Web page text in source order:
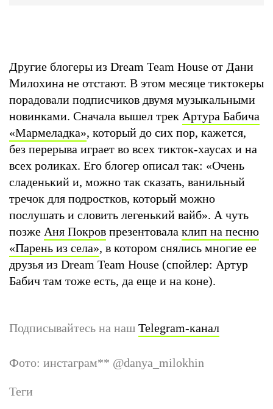
Другие блогеры из Dream Team House от Дани
Милохина не отстают. В этом месяце тиктокеры
порадовали подписчиков двумя музыкальными
новинками. Сначала вышел трек Артура Бабича
«Мармеладка», который до сих пор, кажется,
без перерыва играет во всех тикток-хаусах и на
всех роликах. Его блогер описал так: «Очень
сладенький и, можно так сказать, ванильный
тречок для подростков, который можно
послушать и словить легенький вайб». А чуть
позже Аня Покров презентовала клип на песню
«Парень из села», в котором снялись многие ее
друзья из Dream Team House (спойлер: Артур
Бабич там тоже есть, да еще и на коне).
Подписывайтесь на наш Telegram-канал
Фото: инстаграм** @danya_milokhin
Теги